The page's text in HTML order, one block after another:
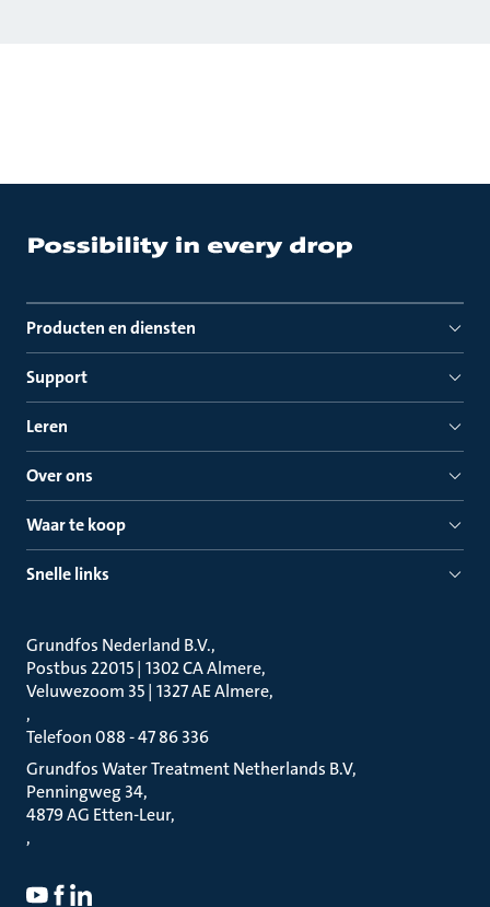
Producten en diensten
Support
Leren
Over ons
Waar te koop
Snelle links
Grundfos Nederland B.V.
Postbus 22015 | 1302 CA Almere
Veluwezoom 35 | 1327 AE Almere
Telefoon 088 - 47 86 336
Grundfos Water Treatment Netherlands B.V
Penningweg 34
4879 AG Etten-Leur